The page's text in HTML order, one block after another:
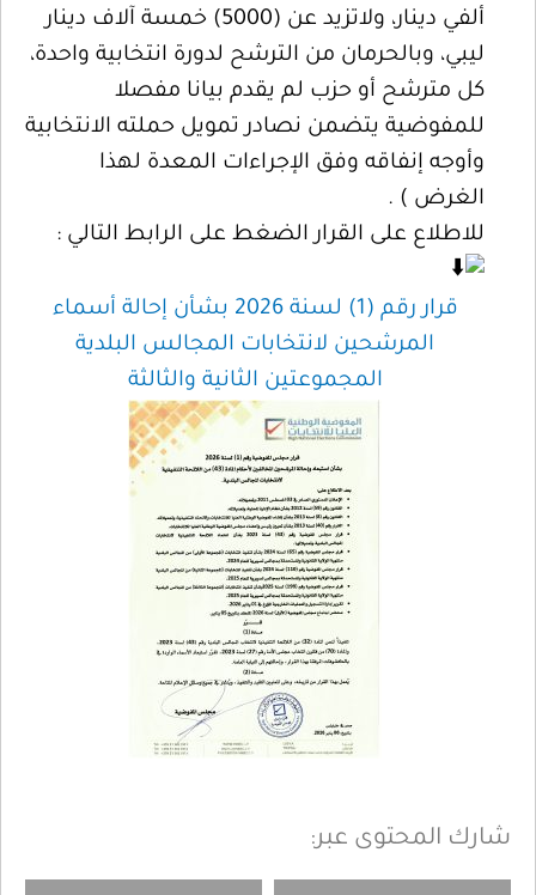
ألفي دينار، ولاتزيد عن (5000) خمسة آلاف دينار
ليبي، وبالحرمان من الترشح لدورة انتخابية واحدة،
كل مترشح أو حزب لم يقدم بيانا مفصلا
للمفوضية يتضمن نصادر تمويل حملته الانتخابية
وأوجه إنفاقه وفق الإجراءات المعدة لهذا
الغرض ) .
للاطلاع على القرار الضغط على الرابط التالي :
قرار رقم (1) لسنة 2026 بشأن إحالة أسماء
المرشحين لانتخابات المجالس البلدية
المجموعتين الثانية والثالثة
شارك المحتوى عبر: